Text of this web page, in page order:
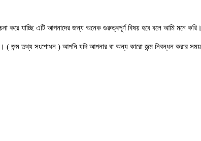
করে যাচ্ছি এটি আপনাদের জন্য অনেক গুরুত্বপূর্ণ বিষয় হবে বলে আমি মনে করি।
জন্ম তথ্য সংশোধন ) আপনি যদি আপনার বা অন্য কারো জন্ম নিবন্ধন করার